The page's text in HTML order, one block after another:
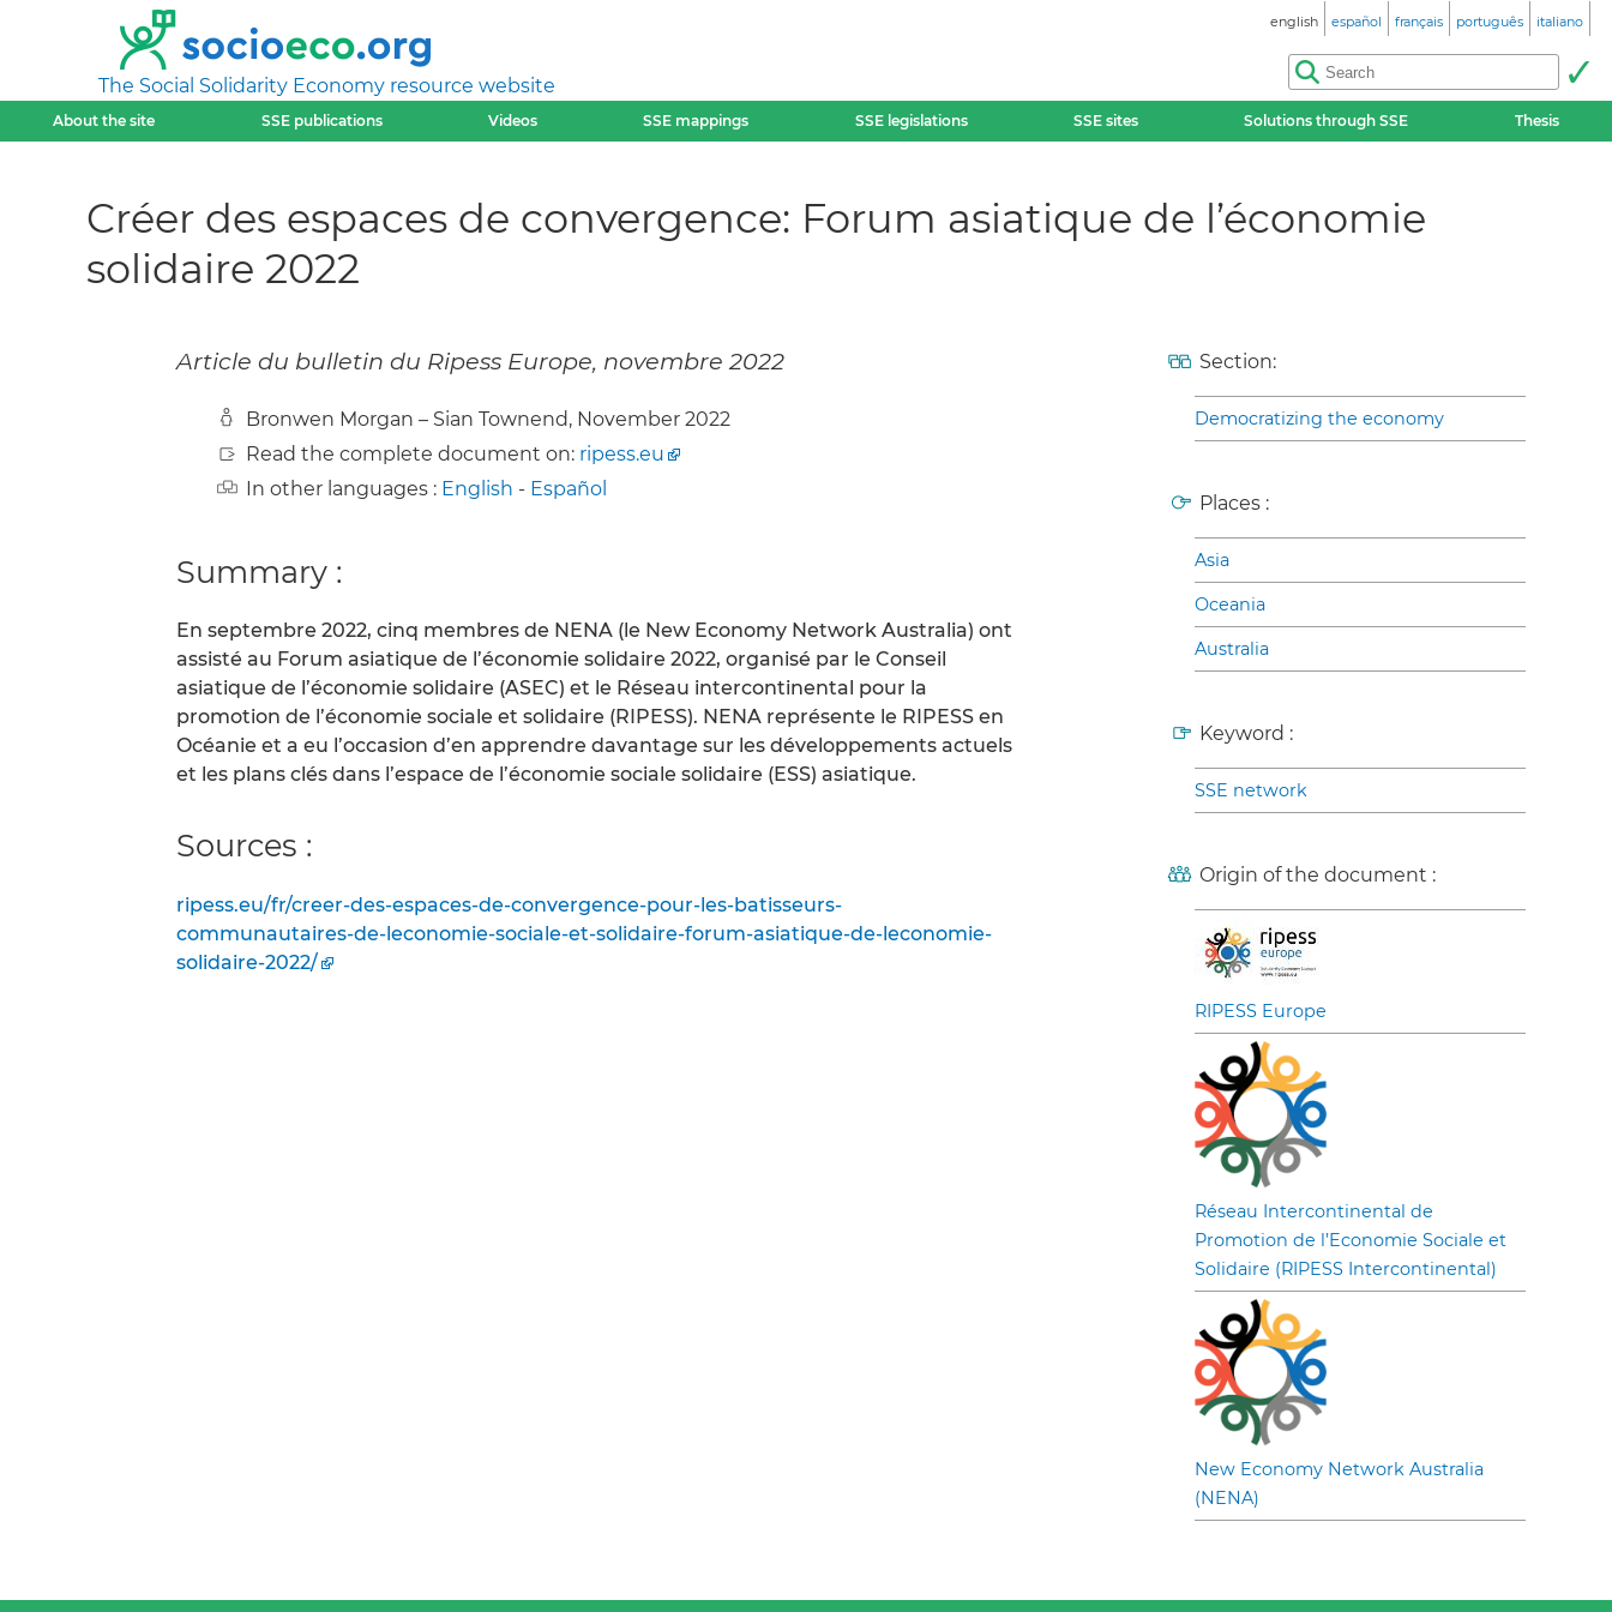
The Social Solidarity Economy resource website
english español français português italiano
About the site SSE publications Videos SSE mappings SSE legislations SSE sites Solutions through SSE Thesis
Créer des espaces de convergence: Forum asiatique de l’économie
solidaire 2022
Article du bulletin du Ripess Europe, novembre 2022
Bronwen Morgan – Sian Townend, November 2022
Read the complete document on: ripess.eu
In other languages : English - Español
Summary :
En septembre 2022, cinq membres de NENA (le New Economy Network Australia) ont
assisté au Forum asiatique de l’économie solidaire 2022, organisé par le Conseil
asiatique de l’économie solidaire (ASEC) et le Réseau intercontinental pour la
promotion de l’économie sociale et solidaire (RIPESS). NENA représente le RIPESS en
Océanie et a eu l’occasion d’en apprendre davantage sur les développements actuels
et les plans clés dans l’espace de l’économie sociale solidaire (ESS) asiatique.
Sources :
ripess.eu/fr/creer-des-espaces-de-convergence-pour-les-batisseurs-
communautaires-de-leconomie-sociale-et-solidaire-forum-asiatique-de-leconomie-
solidaire-2022/
Section:
Democratizing the economy
Places :
Asia
Oceania
Australia
Keyword :
SSE network
Origin of the document :
RIPESS Europe
Réseau Intercontinental de
Promotion de l’Economie Sociale et
Solidaire (RIPESS Intercontinental)
New Economy Network Australia
(NENA)